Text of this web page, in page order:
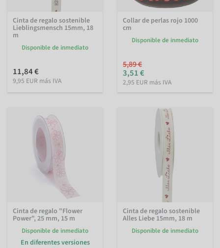
Cinta de regalo sostenible
Lieblingsmensch 15mm, 18
m
Disponible de inmediato
11,84 €
9,95 EUR más IVA
Collar de perlas rojo 1000
cm
Disponible de inmediato
5,89 €
3,51 €
2,95 EUR más IVA
Cinta de regalo "Flower
Power", 25 mm, 15 m
Disponible de inmediato
En diferentes versiones
Cinta de regalo sostenible
Alles Liebe 15mm, 18 m
Disponible de inmediato